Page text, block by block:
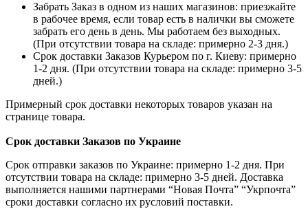
Забрать Заказ в одном из наших магазинов: приезжайте
в рабочее время, если товар есть в налички вы сможете
забрать его день в день. Мы работаем без выходных.
(При отсутствии товара на складе: примерно 2-3 дня.)
Срок доставки Заказов Курьером по г. Киеву: примерно
1-2 дня. (При отсутствии товара на складе: примерно 3-5
дней.)
Примерный срок доставки некоторых товаров указан на
странице товара.
Срок доставки Заказов по Украине
Срок отправки заказов по Украине: примерно 1-2 дня. При
отсутствии товара на складе: примерно 3-5 дней. Доставка
выполняется нашими партнерами “Новая Почта” “Укрпочта”
сроки доставки согласно их русловий поставки.